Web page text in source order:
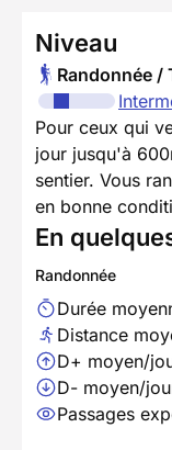
Niveau
Randonnée /
Pour ceux qui
jour jusqu'à
sentier. Vous
en bonne
En
Randonnée
Durée
Distance
D+ moyen/
D- moyen/
Passages